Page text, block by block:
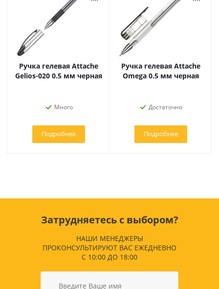
Ручка гелевая Attache
Gelios-020 0.5 мм черная
Много
Подробнее
Ручка гелевая Attache
Omega 0.5 мм черная
Достаточно
Подробнее
Затрудняетесь с выбором?
НАШИ МЕНЕДЖЕРЫ
ПРОКОНСУЛЬТИРУЮТ ВАС ЕЖЕДНЕВНО
С 10:00 ДО 18:00